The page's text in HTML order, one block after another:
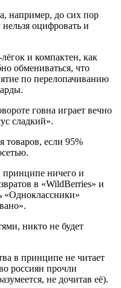
например, до сих пор
оцифровать и
и компактен, как
обмениваться, что
по перелопачиванию
говна играет вечно
сладкий».
товаров, если 95%
принципе ничего и
в «WildBerries» и
«Одноклассники»
никто не будет
в принципе не читает
россиян прочли
не дочитав её).